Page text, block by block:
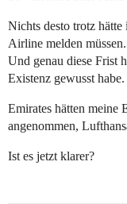
Nichts desto trotz
Airline melden müssen.
Und genau diese Frist
Existenz gewusst habe.
Emirates hätten meine
angenommen,
Ist es jetzt klarer?